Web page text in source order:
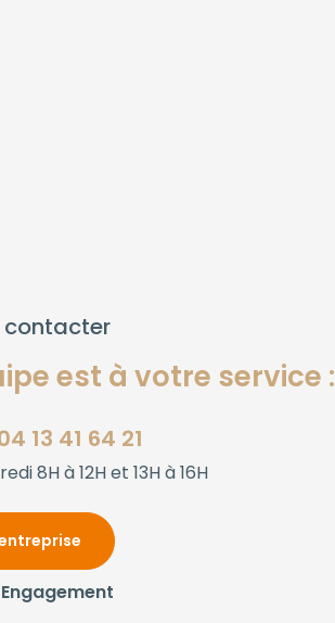
contacter
est à votre service :
13 41 64 21
8H à 12H et 13H à 16H